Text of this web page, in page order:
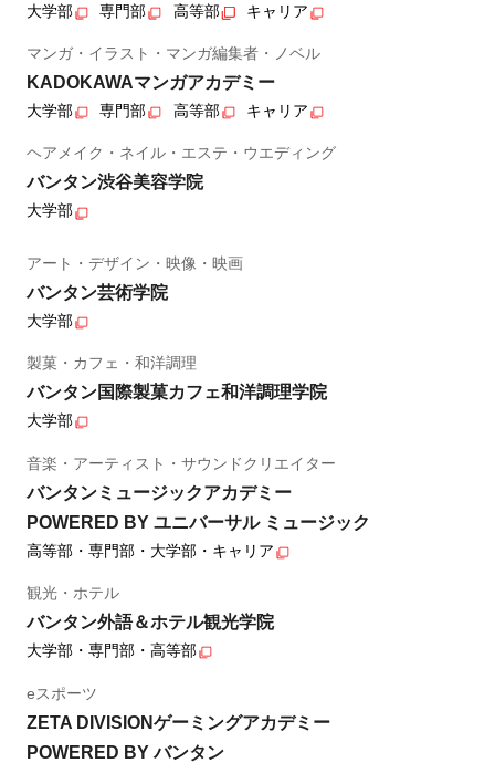
大学部 専門部 高等部 キャリア
マンガ・イラスト・マンガ編集者・ノベル
KADOKAWAマンガアカデミー
大学部 専門部 高等部 キャリア
ヘアメイク・ネイル・エステ・ウエディング
バンタン渋谷美容学院
大学部
アート・デザイン・映像・映画
バンタン芸術学院
大学部
製菓・カフェ・和洋調理
バンタン国際製菓カフェ和洋調理学院
大学部
音楽・アーティスト・サウンドクリエイター
バンタンミュージックアカデミー
POWERED BY ユニバーサル ミュージック
高等部・専門部・大学部・キャリア
観光・ホテル
バンタン外語＆ホテル観光学院
大学部・専門部・高等部
eスポーツ
ZETA DIVISIONゲーミングアカデミー
POWERED BY バンタン